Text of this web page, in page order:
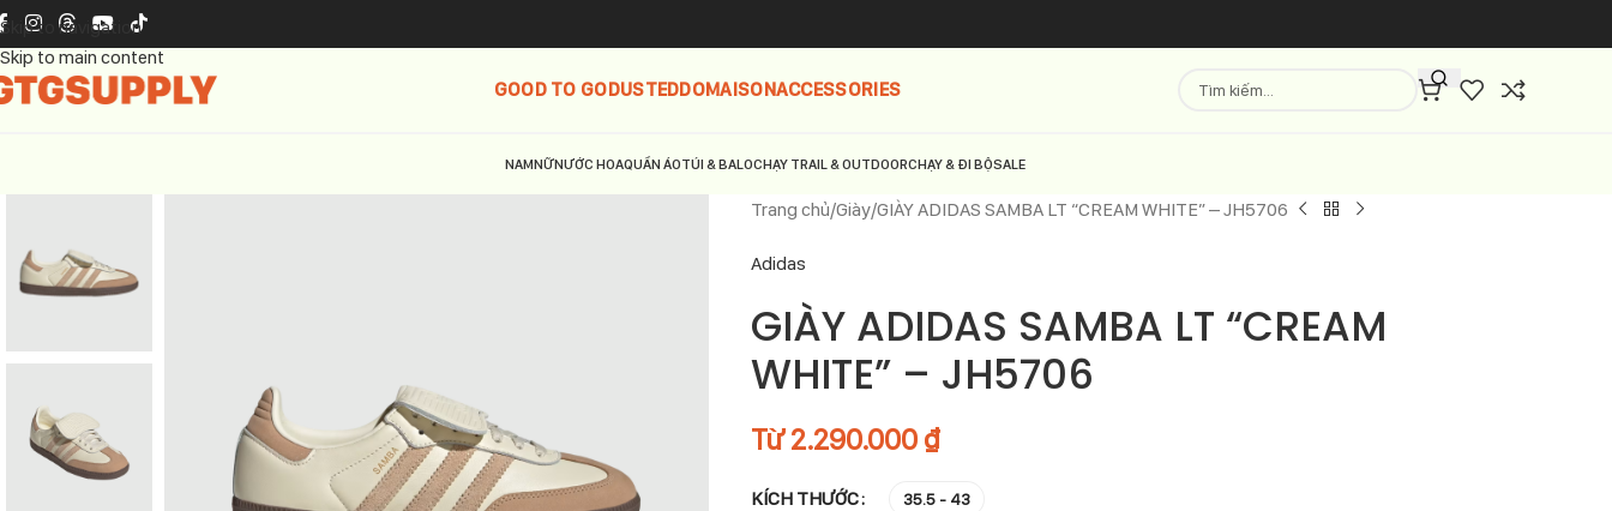
Skip to navigation
Skip to main content
GOOD TO GODUSTEDDOMAISONACCESSORIES
NAMNỮNƯỚC HOAQUẦN ÁOTÚI & BALOCHẠY TRAIL & OUTDOORCHẠY & ĐI BỘSALE
Trang chủ Giày GIÀY ADIDAS SAMBA LT “CREAM WHITE” – JH5706
Adidas
GIÀY ADIDAS SAMBA LT “CREAM
WHITE” – JH5706
Từ2.290.000 ₫
KÍCH THƯỚC 35.5 - 43